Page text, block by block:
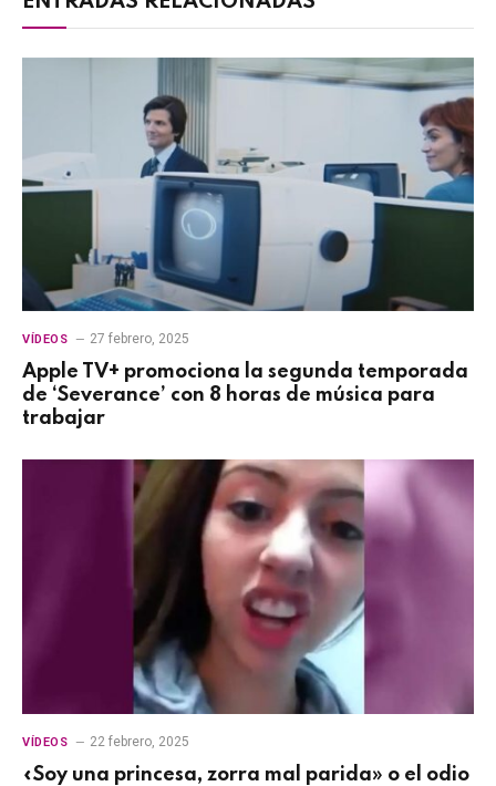
VÍDEOS 27 febrero, 2025
Apple TV+ promociona la segunda temporada
de ‘Severance’ con 8 horas de música para
trabajar
VÍDEOS 22 febrero, 2025
«Soy una princesa, zorra mal parida» o el odio